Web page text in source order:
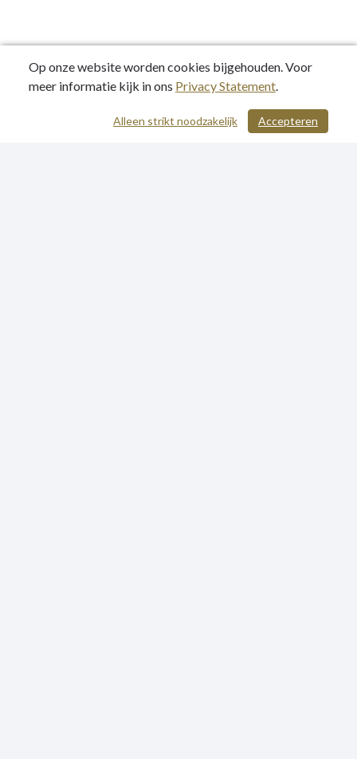
/ 301
Op onze website worden cookies bijgehouden. Voor
meer informatie kijk in ons Privacy Statement.
Accepteren
Alleen strikt noodzakelijk